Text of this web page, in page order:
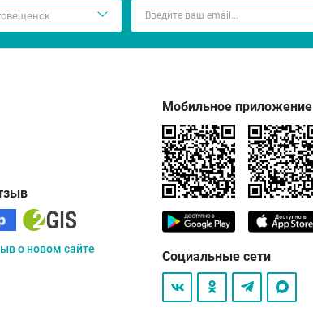
о новом сайте
Мобильное приложение
Социальные сети